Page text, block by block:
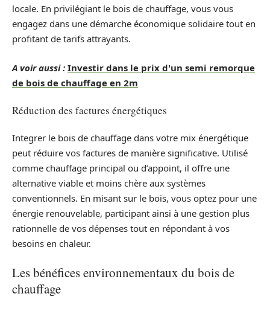
locale. En privilégiant le bois de chauffage, vous vous
engagez dans une démarche économique solidaire tout en
profitant de tarifs attrayants.
A voir aussi : Investir dans le prix d'un semi remorque
de bois de chauffage en 2m
Réduction des factures énergétiques
Integrer le bois de chauffage dans votre mix énergétique
peut réduire vos factures de manière significative. Utilisé
comme chauffage principal ou d’appoint, il offre une
alternative viable et moins chère aux systèmes
conventionnels. En misant sur le bois, vous optez pour une
énergie renouvelable, participant ainsi à une gestion plus
rationnelle de vos dépenses tout en répondant à vos
besoins en chaleur.
Les bénéfices environnementaux du bois de
chauffage